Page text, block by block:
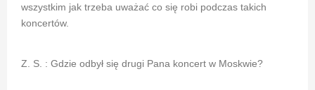
wszystkim jak trzeba uważać co się robi podczas takich
koncertów.
Z. S. : Gdzie odbył się drugi Pana koncert w Moskwie?